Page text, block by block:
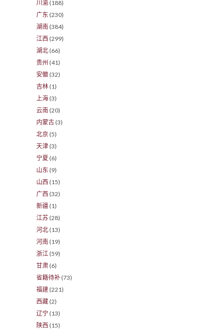
川渝 (188)
广东 (230)
湖南 (384)
江西 (299)
湖北 (66)
贵州 (41)
安徽 (32)
吉林 (1)
上海 (3)
云南 (20)
内蒙古 (3)
北京 (5)
天津 (3)
宁夏 (6)
山东 (9)
山西 (15)
广西 (32)
新疆 (1)
江苏 (28)
河北 (13)
河南 (19)
浙江 (59)
甘肃 (6)
省籍待补 (73)
福建 (221)
西藏 (2)
辽宁 (13)
陕西 (15)